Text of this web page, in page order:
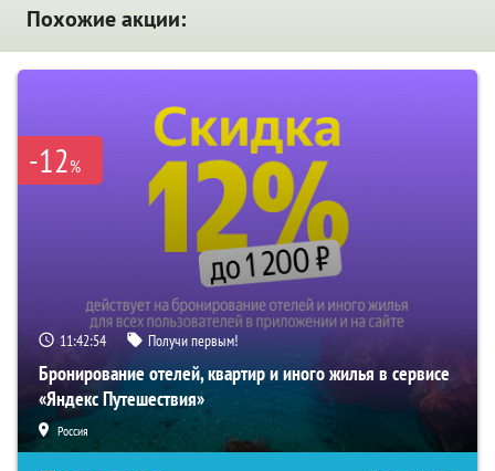
Похожие акции:
-12%
11:42:54 Получи первым!
Бронирование отелей, квартир и иного жилья в сервисе
«Яндекс Путешествия»
Россия